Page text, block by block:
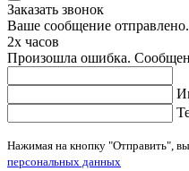
Заказать звонок
Ваше сообщение
2х часов
Произошла ошибка.
Нажимая на кнопку "Отправить", вы
персональных данных